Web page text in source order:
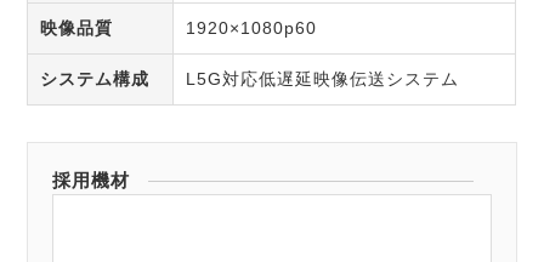
映像品質 1920×1080p60
システム構成 L5G対応低遅延映像伝送システム
採用機材